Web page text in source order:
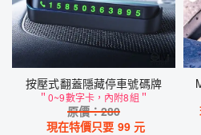
按壓式翻蓋隱藏停車號碼牌
＂0~9數字卡，內附8組＂
原價：280
現在特價只要 99元